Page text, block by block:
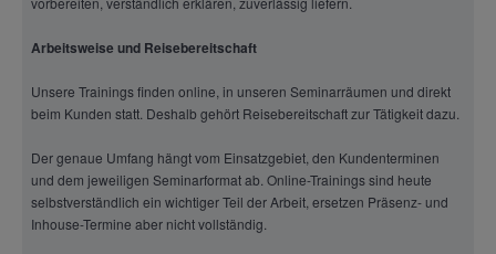
Arbeitsweise und Reisebereitschaft
Unsere Trainings finden online, in unseren Seminarräumen und direkt
beim Kunden statt. Deshalb gehört Reisebereitschaft zur Tätigkeit dazu.
Der genaue Umfang hängt vom Einsatzgebiet, den Kundenterminen
und dem jeweiligen Seminarformat ab. Online-Trainings sind heute
selbstverständlich ein wichtiger Teil der Arbeit, ersetzen Präsenz- und
Inhouse-Termine aber nicht vollständig.